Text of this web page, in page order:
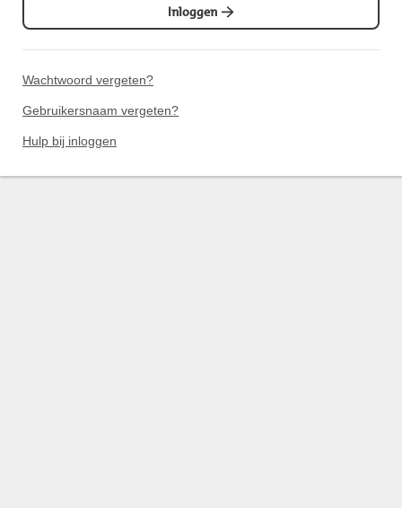
Inloggen
Wachtwoord vergeten?
Gebruikersnaam vergeten?
Hulp bij inloggen